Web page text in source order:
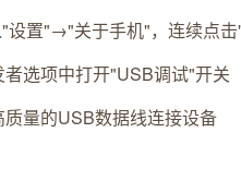
"设置"→"关于手机"，连续点
者选项中打开"USB调试"开关
质量的USB数据线连接设备